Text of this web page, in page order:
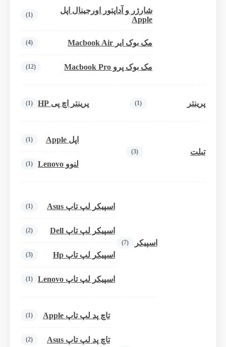
شارژر و آداپتور اورجینال اپل
Apple
(1)
مک بوک ایر Macbook Air (4)
مک بوک پرو Macbook Pro (12)
پرینتر (1) پرینتر اچ پی HP (1)
تبلت (3)
اپل Apple (1)
لنوو Lenovo (1)
اسپیکر (7)
اسپیکر لپ تاپ Asus (1)
اسپیکر لپ تاپ Dell (2)
اسپیکر لپ تاپ Hp (3)
اسپیکر لپ تاپ Lenovo (1)
تاچ پد لپ تاپ Apple (1)
تاچ پد لپ تاپ Asus (2)